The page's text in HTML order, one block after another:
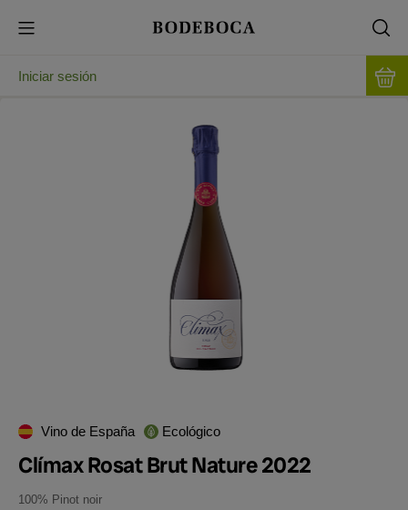
Iniciar sesión
Vino de España Ecológico
Clímax Rosat Brut Nature 2022
100% Pinot noir